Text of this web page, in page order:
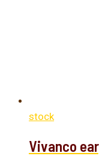
stock
Vivanco